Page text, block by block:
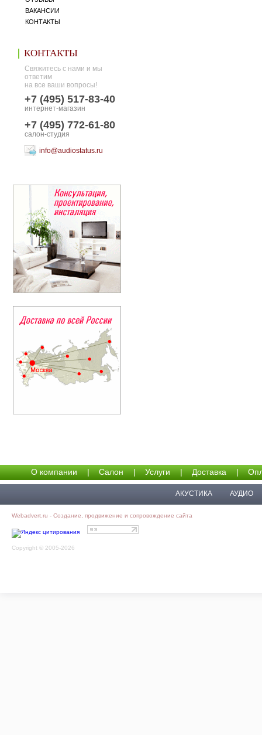
ВАКАНСИИ
КОНТАКТЫ
КОНТАКТЫ
Свяжитесь с нами и мы
ответим
на все ваши вопросы!
+7 (495) 517-83-40
интернет-магазин
+7 (495) 772-61-80
салон-студия
info@audiostatus.ru
О компании | Салон | Услуги | Доставка |
АКУСТИКА АУДИО
Webadvert.ru - Создание, продвижение и сопровождение сайта
Copyright © 2005-2026